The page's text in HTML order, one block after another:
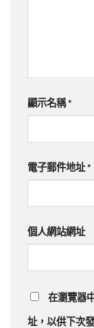
顯示名稱*
電子郵件地址*
個人網站網址
在瀏覽器
址，以供下次